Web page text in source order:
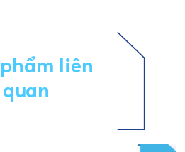
liên
quan